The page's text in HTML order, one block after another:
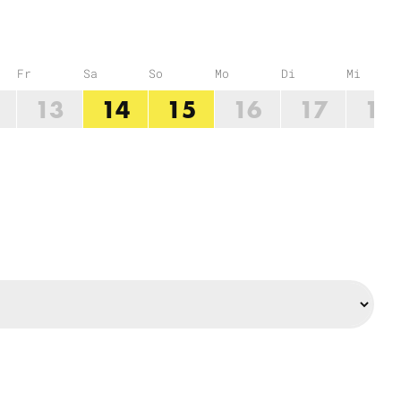
Fr
13
Sa
14
So
15
Mo
16
Di
17
Mi
18